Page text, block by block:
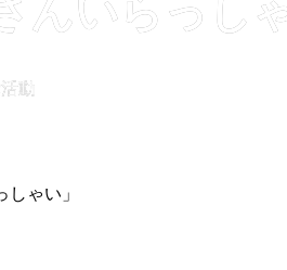
んいらっし
動
しゃい」